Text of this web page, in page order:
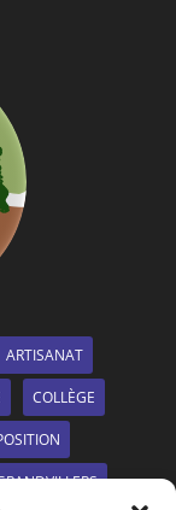
ARTISANAT
COLLÈGE